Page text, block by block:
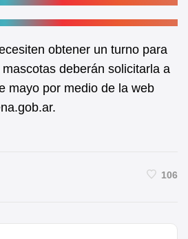
obtener un turno para
deberán solicitarla a
mayo por medio de la web
106